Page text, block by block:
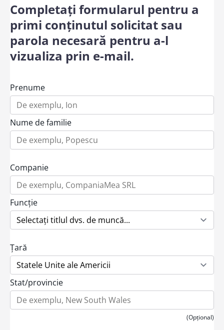
Completați formularul pentru a
primi conținutul solicitat sau
parola necesară pentru a-l
vizualiza prin e-mail.
Prenume
Nume de familie
Companie
Funcție
Țară
Stat/provincie
(Opțional)